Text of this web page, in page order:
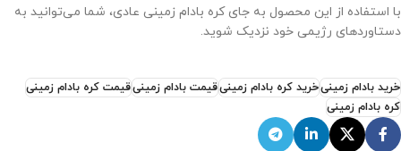
با استفاده از این محصول به جای کره بادام زمینی عادی، شما می‌توانید به
دستاوردهای رژیمی خود نزدیک شوید.
خرید بادام زمینیخرید کره بادام زمینیقیمت بادام زمینیقیمت کره بادام زمینی
کره بادام زمینی